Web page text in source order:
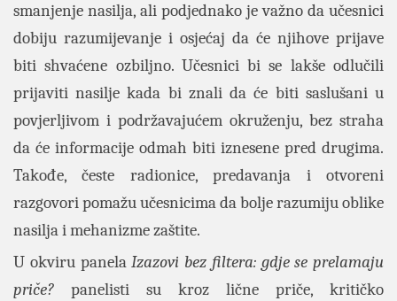
smanjenje nasilja, ali podjednako je važno da učesnici
dobiju razumijevanje i osjećaj da će njihove prijave
biti shvaćene ozbiljno. Učesnici bi se lakše odlučili
prijaviti nasilje kada bi znali da će biti saslušani u
povjerljivom i podržavajućem okruženju, bez straha
da će informacije odmah biti iznesene pred drugima.
Takođe, česte radionice, predavanja i otvoreni
razgovori pomažu učesnicima da bolje razumiju oblike
nasilja i mehanizme zaštite.
U okviru panelaIzazovi bez filtera: gdje se prelamaju
priče? panelisti su kroz lične priče, kritičko